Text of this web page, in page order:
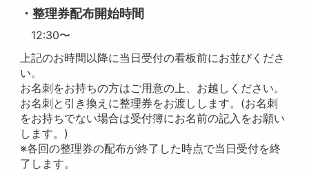
・整理券配布開始時間
12:30〜
上記のお時間以降に当日受付の看板前にお並びくださ
い。
お名刺をお持ちの方はご用意の上、お越しください。
お名刺と引き換えに整理券をお渡しします。(お名刺
をお持ちでない場合は受付簿にお名前の記入をお願い
します。)
※各回の整理券の配布が終了した時点で当日受付を終
了します。